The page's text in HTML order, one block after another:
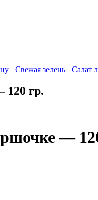
Свежая зелень Салат
120 гр.
—